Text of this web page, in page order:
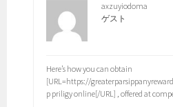
axzuyiodoma
ゲスト
Here’s how you can obtain
[URL=https://
p priligy online[/URL] , offered at